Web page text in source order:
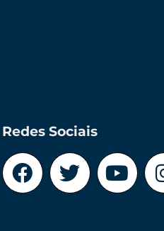
Redes Sociais